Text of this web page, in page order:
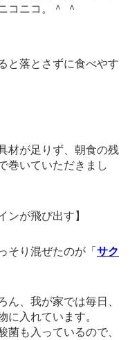
コニコ。＾ ＾
と落とさずに食べやす
材が足りず、朝食の残
巻いていただきまし
ンが飛び出す】
そり混ぜたのが「 サク
ん、我が家では毎日、
に入れています。
菌も入っているので、